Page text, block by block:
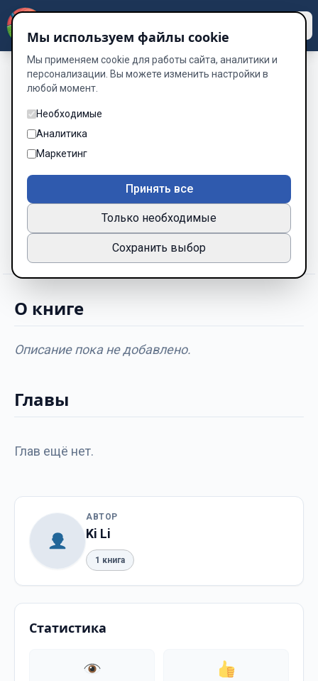
ЗОВ СНЕЖНОЙ ТЬМЫ
Автор: Ki Li
Нравится 0 Не зашло 0
+ В закладки▾
О книге
Описание пока не добавлено.
Главы
Глав ещё нет.
АВТОР
Ki Li
1 книга
Статистика
Мы используем файлы cookie
Мы применяем cookie для работы сайта, аналитики и
персонализации. Вы можете изменить настройки в
любой момент.
Необходимые
Аналитика
Маркетинг
Принять все
Только необходимые
Сохранить выбор